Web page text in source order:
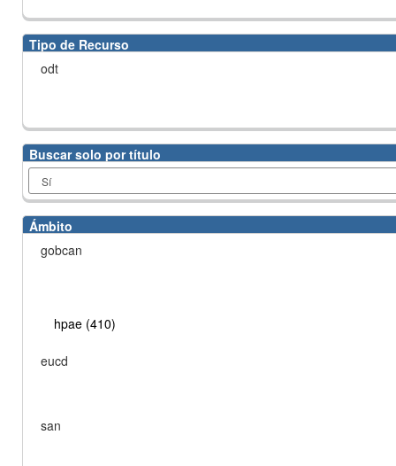
Tipo de Recurso
odt
Buscar solo por título
Ámbito
gobcan
hpae (410)
eucd
san